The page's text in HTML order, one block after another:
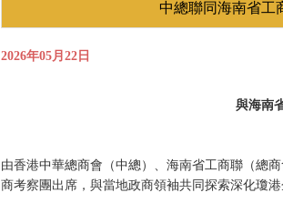
中總聯同海南省工
2026年05月22日
與海南
由香港中華總商會（中總）、海南省工商聯（總
商考察團出席，與當地政商領袖共同探索深化瓊